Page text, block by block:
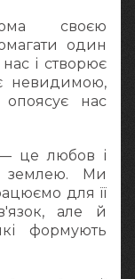
своєю
один
і створює
невидимою,
нас
— це любов і
землею. Ми
для її
але й
формують